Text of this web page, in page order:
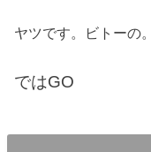
ヤツです。ビトーの。
ではGO